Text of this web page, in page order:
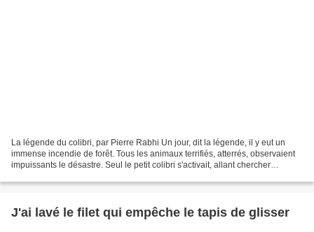
La légende du colibri, par Pierre Rabhi Un jour, dit la légende, il y eut un
immense incendie de forêt. Tous les animaux terrifiés, atterrés, observaient
impuissants le désastre. Seul le petit colibri s'activait, allant chercher
J'ai lavé le filet qui empêche le tapis de glisser